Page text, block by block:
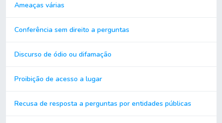
Ameaças várias
Conferência sem direito a perguntas
Discurso de ódio ou difamação
Proibição de acesso a lugar
Recusa de resposta a perguntas por entidades públicas